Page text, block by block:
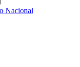
Nacional